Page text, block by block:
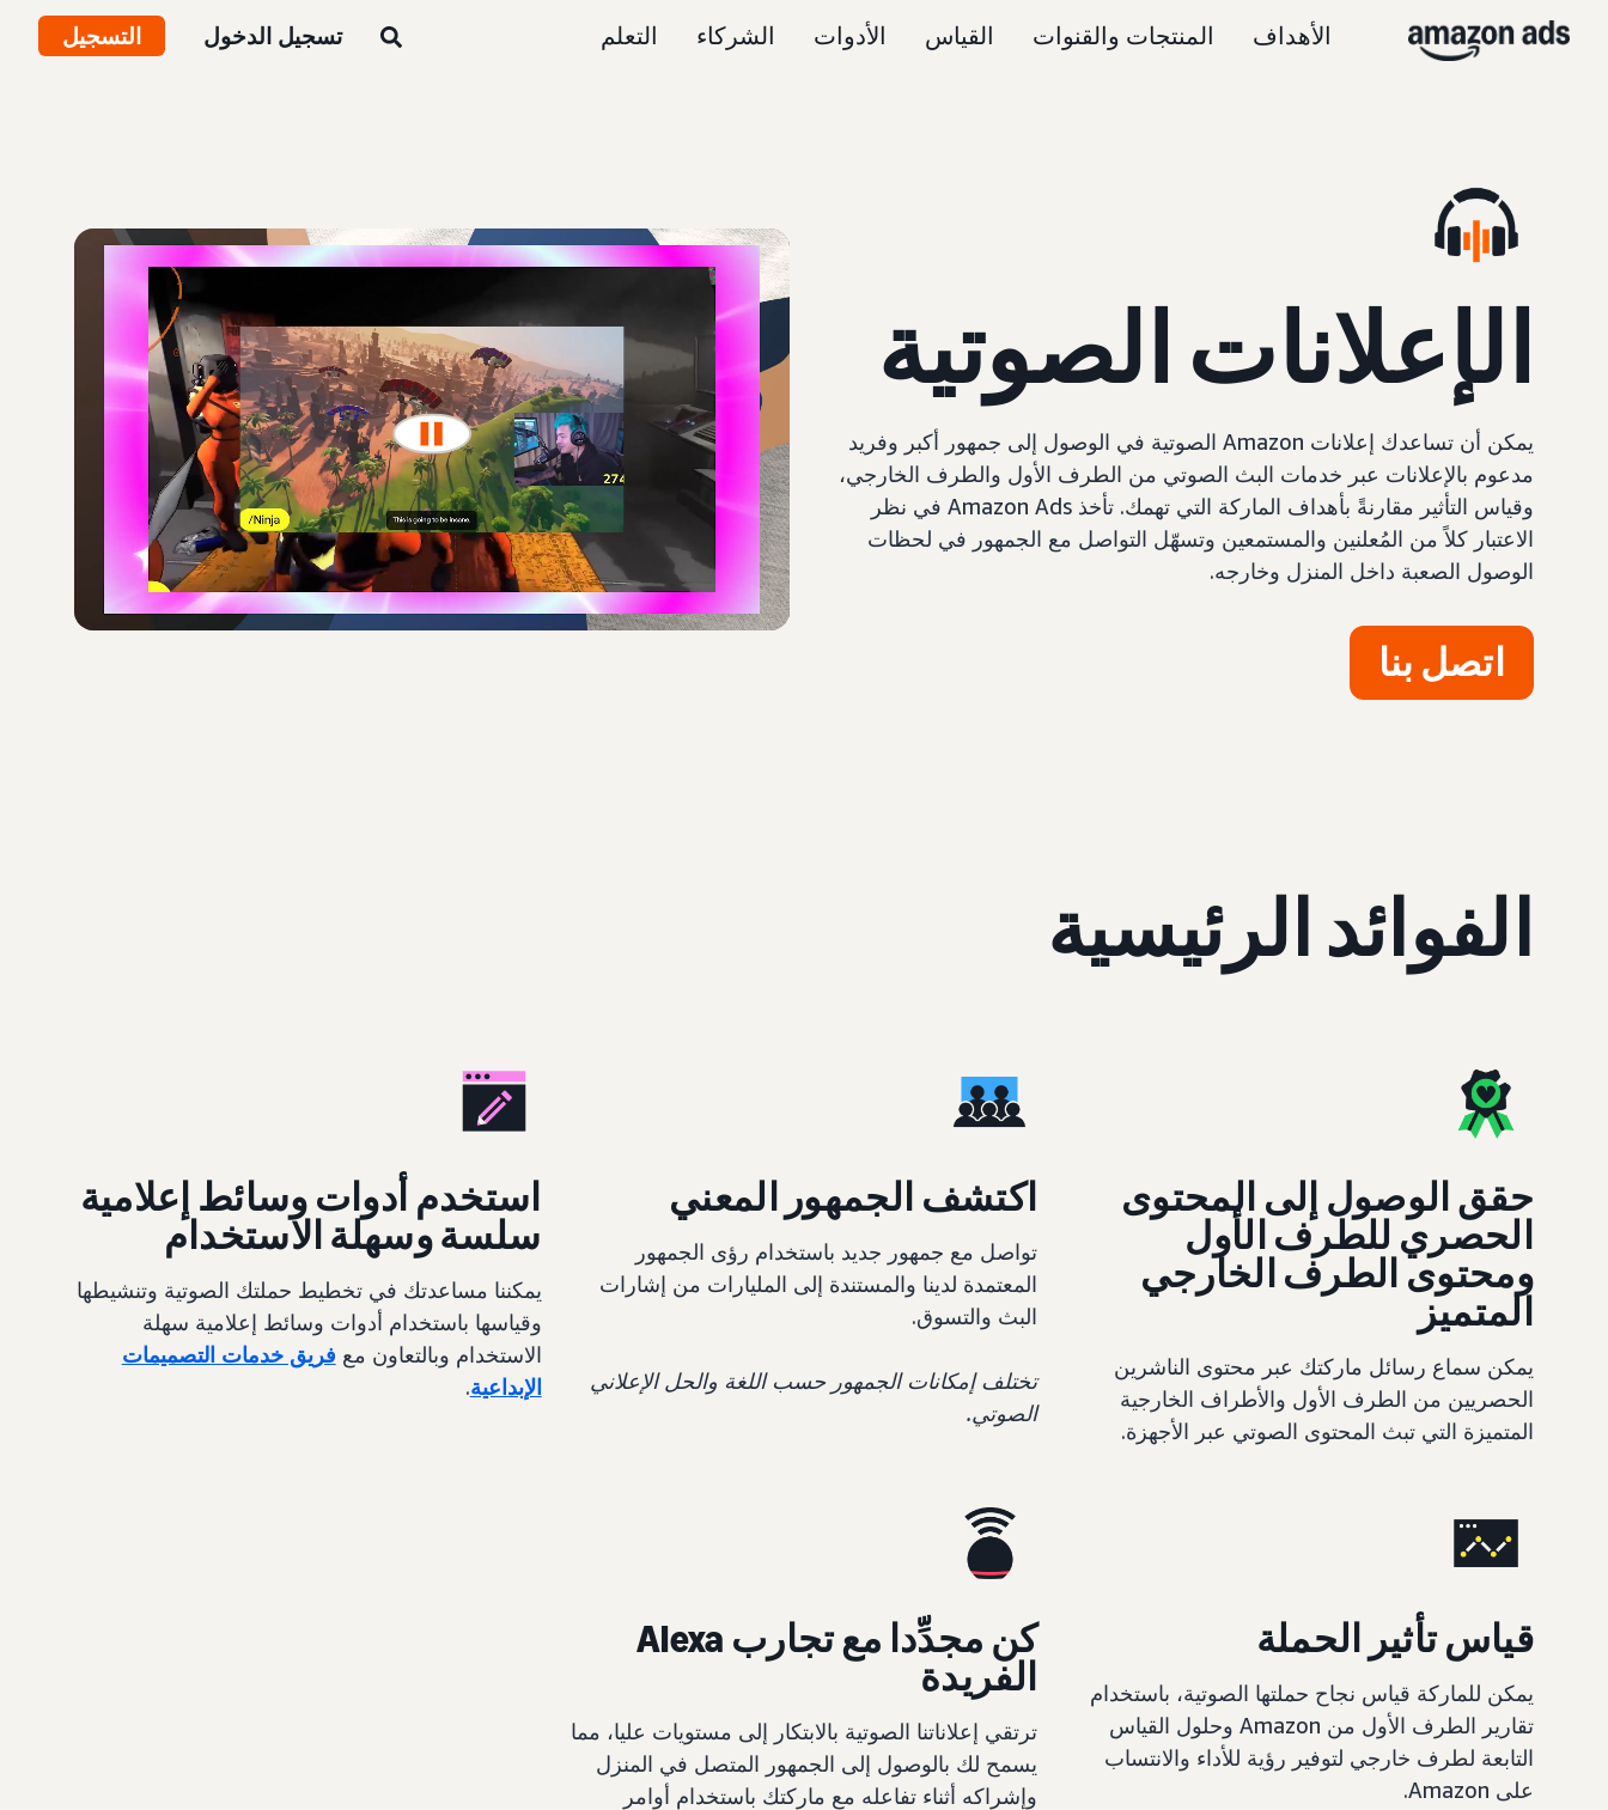
الأهداف المنتجات والقنوات القياس الأدوات الشركاء التعلم تسجيل الدخول التسجيل
الإعلانات الصوتية
يمكن أن تساعدك إعلانات Amazon الصوتية في الوصول إلى جمهور أكبر وفريد
مدعوم بالإعلانات عبر خدمات البث الصوتي من الطرف الأول والطرف الخارجي،
وقياس التأثير مقارنةً بأهداف الماركة التي تهمك. تأخذ Amazon Ads في نظر
الاعتبار كلاً من المُعلنين والمستمعين وتسهّل التواصل مع الجمهور في لحظات
الوصول الصعبة داخل المنزل وخارجه.
اتصل بنا
الفوائد الرئيسية
حقق الوصول إلى المحتوى
الحصري للطرف الأول
ومحتوى الطرف الخارجي
المتميز
يمكن سماع رسائل ماركتك عبر محتوى الناشرين
الحصريين من الطرف الأول والأطراف الخارجية
المتميزة التي تبث المحتوى الصوتي عبر الأجهزة.
اكتشف الجمهور المعني
تواصل مع جمهور جديد باستخدام رؤى الجمهور
المعتمدة لدينا والمستندة إلى المليارات من إشارات
البث والتسوق.
تختلف إمكانات الجمهور حسب اللغة والحل الإعلاني
الصوتي.
استخدم أدوات وسائط إعلامية
سلسة وسهلة الاستخدام
يمكننا مساعدتك في تخطيط حملتك الصوتية وتنشيطها
وقياسها باستخدام أدوات وسائط إعلامية سهلة
الاستخدام وبالتعاون مع فريق خدمات التصميمات
الإبداعية.
قياس تأثير الحملة
يمكن للماركة قياس نجاح حملتها الصوتية، باستخدام
تقارير الطرف الأول من Amazon وحلول القياس
التابعة لطرف خارجي لتوفير رؤية للأداء والانتساب
على Amazon.
كن مجدِّدا مع تجارب Alexa
الفريدة
ترتقي إعلاناتنا الصوتية بالابتكار إلى مستويات عليا، مما
يسمح لك بالوصول إلى الجمهور المتصل في المنزل
وإشراكه أثناء تفاعله مع ماركتك باستخدام أوامر